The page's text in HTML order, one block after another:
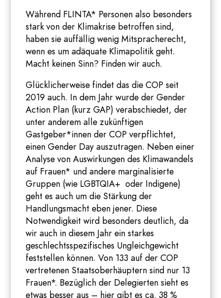
Während FLINTA* Personen also besonders
stark von der Klimakrise betroffen sind,
haben sie auffällig wenig Mitspracherecht,
wenn es um adäquate Klimapolitik geht.
Macht keinen Sinn? Finden wir auch.
Glücklicherweise findet das die COP seit
2019 auch. In dem Jahr wurde der Gender
Action Plan (kurz GAP) verabschiedet, der
unter anderem alle zukünftigen
Gastgeber*innen der COP verpflichtet,
einen Gender Day auszutragen. Neben einer
Analyse von Auswirkungen des Klimawandels
auf Frauen* und andere marginalisierte
Gruppen (wie LGBTQIA+ oder Indigene)
geht es auch um die Stärkung der
Handlungsmacht eben jener. Diese
Notwendigkeit wird besonders deutlich, da
wir auch in diesem Jahr ein starkes
geschlechtsspezifisches Ungleichgewicht
feststellen können. Von 133 auf der COP
vertretenen Staatsoberhäuptern sind nur 13
Frauen*. Bezüglich der Delegierten sieht es
etwas besser aus – hier gibt es ca. 38 %